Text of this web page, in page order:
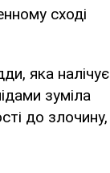
сході
яка налічує
зуміла
до злочину,